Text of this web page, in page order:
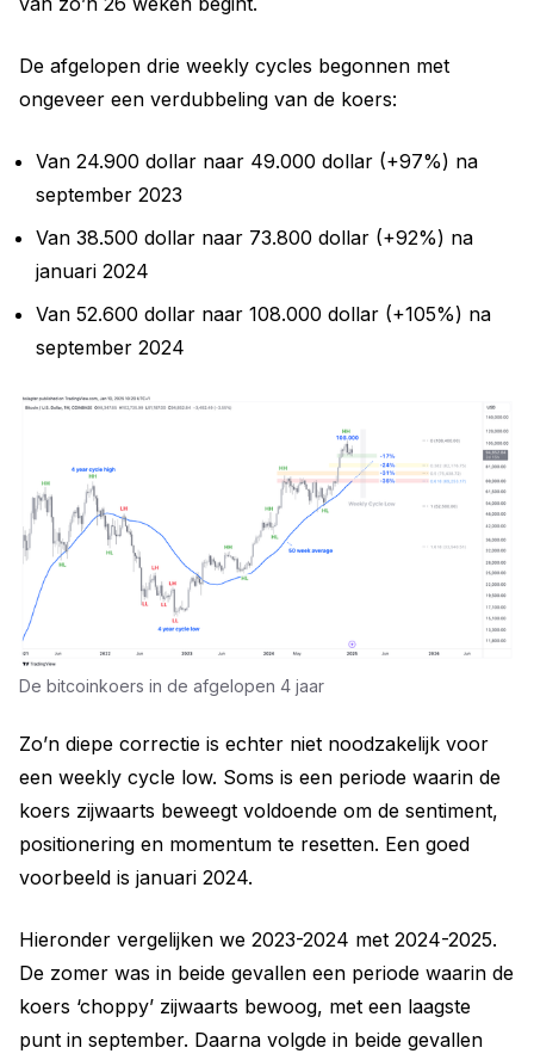
De afgelopen drie weekly cycles begonnen met
ongeveer een verdubbeling van de koers:
Van 24.900 dollar naar 49.000 dollar (+97%) na
september 2023
Van 38.500 dollar naar 73.800 dollar (+92%) na
januari 2024
Van 52.600 dollar naar 108.000 dollar (+105%) na
september 2024
De bitcoinkoers in de afgelopen 4 jaar
Zo’n diepe correctie is echter niet noodzakelijk voor
een weekly cycle low. Soms is een periode waarin de
koers zijwaarts beweegt voldoende om de sentiment,
positionering en momentum te resetten. Een goed
voorbeeld is januari 2024.
Hieronder vergelijken we 2023-2024 met 2024-2025.
De zomer was in beide gevallen een periode waarin de
koers ‘choppy’ zijwaarts bewoog, met een laagste
punt in september. Daarna volgde in beide gevallen